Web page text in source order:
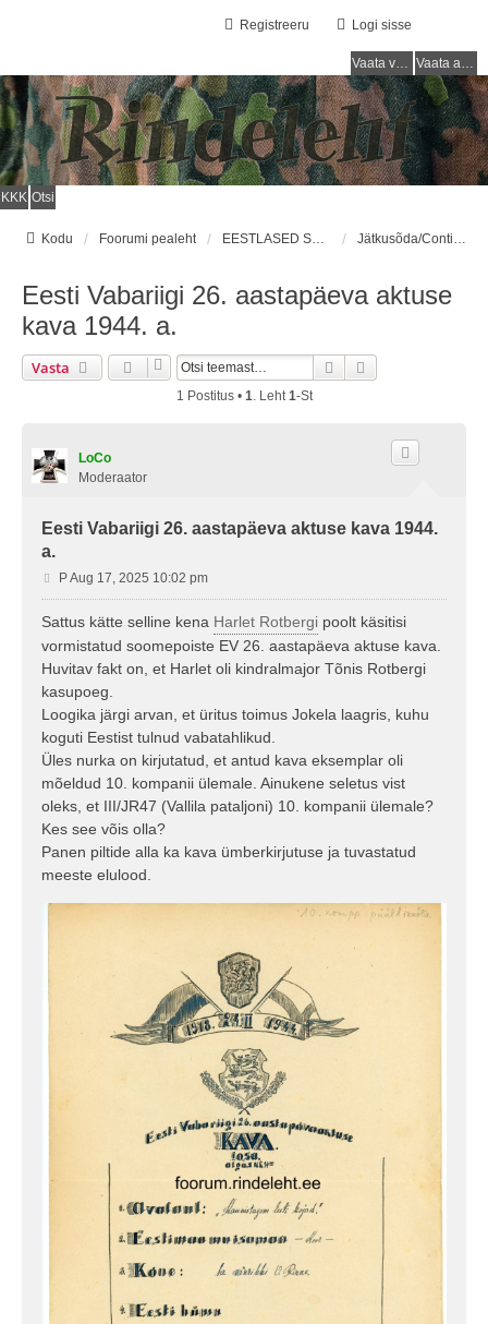
Logi sisse
Registreeru
Vaata vastamata teemasi Vaata aktiivseid teemasid
KKK Otsi
Kodu Foorumi pealeht EESTLASED SOOME ARMEES / ESTONIANS IN FINNISH ARMY Jätkusõda/Continuation War
Eesti Vabariigi 26. aastapäeva aktuse
kava 1944. a.
Vasta Otsi
1 Postitus • 1. Leht1-st
LoCo
Moderaator
Eesti Vabariigi 26. aastapäeva aktuse kava 1944.
a.
P
o
s
i
t
u
s
P Aug 17, 2025 10:02 pm
Sattus kätte selline kena Harlet Rotbergi poolt käsitisi
vormistatud soomepoiste EV 26. aastapäeva aktuse kava.
Huvitav fakt on, et Harlet oli kindralmajor Tõnis Rotbergi
kasupoeg.
Loogika järgi arvan, et üritus toimus Jokela laagris, kuhu
koguti Eestist tulnud vabatahlikud.
Üles nurka on kirjutatud, et antud kava eksemplar oli
mõeldud 10. kompanii ülemale. Ainukene seletus vist
oleks, et III/JR47 (Vallila pataljoni) 10. kompanii ülemale?
Kes see võis olla?
Panen piltide alla ka kava ümberkirjutuse ja tuvastatud
meeste elulood.